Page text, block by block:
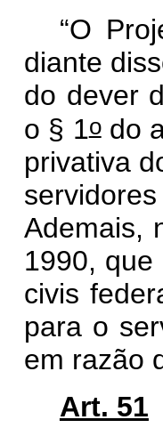
“O
diante
do dever
o § 1odo
privativa
Ademais,
1990,
civis
para o
em razão
Art. 51